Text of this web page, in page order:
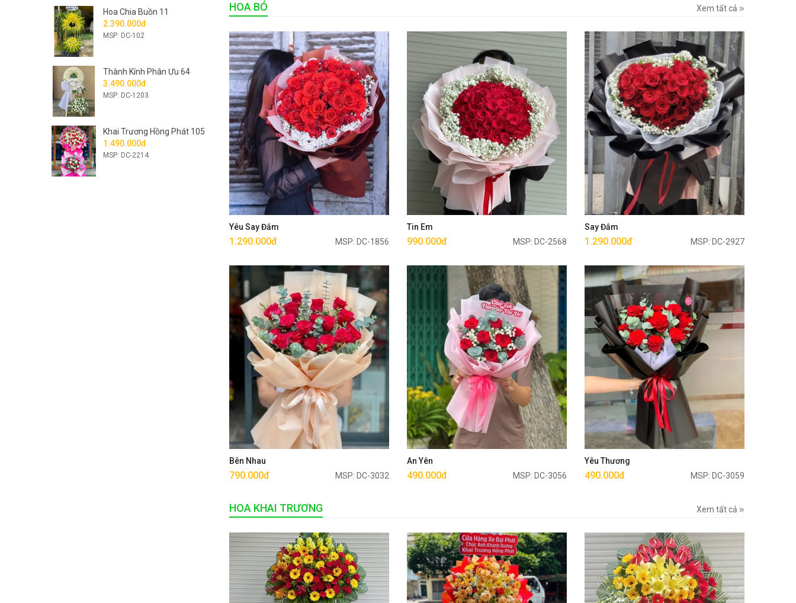
HOA BÓ Xem tất cả
Yêu Say Đắm
1.290.000đ MSP: DC-1856
Mua ngay
Tin Em
990.000đ MSP: DC-2568
Mua ngay
Say Đắm
1.290.000đ MSP: DC-2927
Mua ngay
Bên Nhau
790.000đ MSP: DC-3032
Mua ngay
An Yên
490.000đ MSP: DC-3056
Mua ngay
Yêu Thương
490.000đ MSP: DC-3059
Mua ngay
HOA KHAI TRƯƠNG Xem tất cả
Hoa Chia Buồn 11
2.390.000đ
MSP: DC-102
Thành Kính Phân Ưu 64
3.490.000đ
MSP: DC-1203
Khai Trương Hồng Phát 105
1.490.000đ
MSP: DC-2214